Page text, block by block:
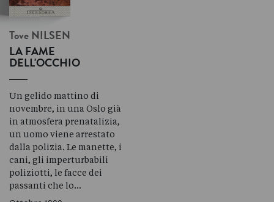
Tove NILSEN
LA FAME
DELL'OCCHIO
Un gelido mattino di
novembre, in una Oslo già
in atmosfera prenatalizia,
un uomo viene arrestato
dalla polizia. Le manette, i
cani, gli imperturbabili
poliziotti, le facce dei
passanti che lo…